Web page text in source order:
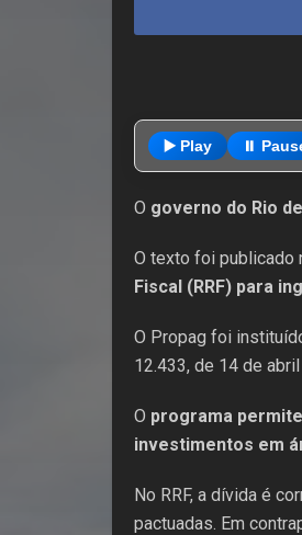
▶️ Play ⏸️
O governo do Rio
O texto foi publicado
Fiscal (RRF) para
O Propag foi
12.433, de 14 de
O programa
investimentos em
No RRF, a dívida é
pactuadas. Em